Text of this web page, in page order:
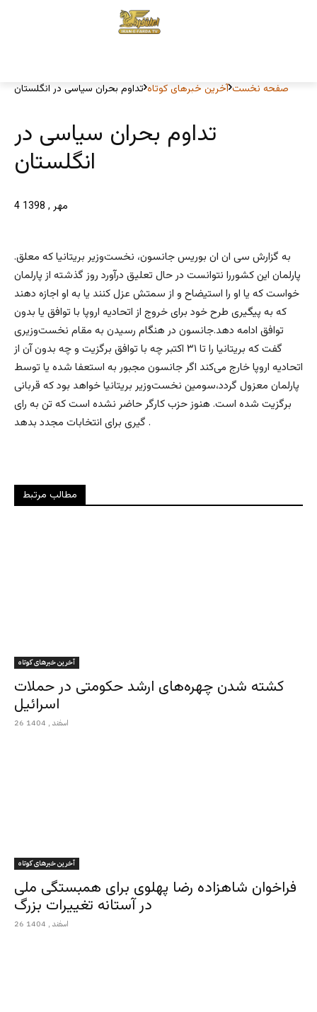
صفحه نخست آخرین خبرهای کوتاه تداوم بحران سیاسی در انگلستان
تداوم بحران سیاسی در
انگلستان
4 مهر , 1398
.به گزارش سی ان ان بوریس جانسون، نخست‌وزیر بریتانیا که معلق
پارلمان این کشوررا نتوانست در حال تعلیق درآورد روز گذشته از پارلمان
خواست که یا او را استیضاح و از سمتش عزل کنند یا به او اجازه دهند
که به پیگیری طرح خود برای خروج از اتحادیه اروپا با توافق یا بدون
توافق ادامه دهد.جانسون در هنگام رسیدن به مقام نخست‌وزیری
گفت که بریتانیا را تا ۳۱ اکتبر چه با توافق برگزیت و چه بدون آن از
اتحادیه اروپا خارج می‌کند اگر جانسون مجبور به استعفا شده یا توسط
پارلمان معزول گردد،سومین نخست‌وزیر بریتانیا خواهد بود که قربانی
برگزیت شده است. هنوز حزب کارگر حاضر نشده است که تن به رای
گیری برای انتخابات مجدد بدهد .
مطالب مرتبط
آخرین خبرهای کوتاه
کشته شدن چهره‌های ارشد حکومتی در حملات
اسرائیل
26 اسفند , 1404
آخرین خبرهای کوتاه
فراخوان شاهزاده رضا پهلوی برای همبستگی ملی
در آستانه تغییرات بزرگ
26 اسفند , 1404